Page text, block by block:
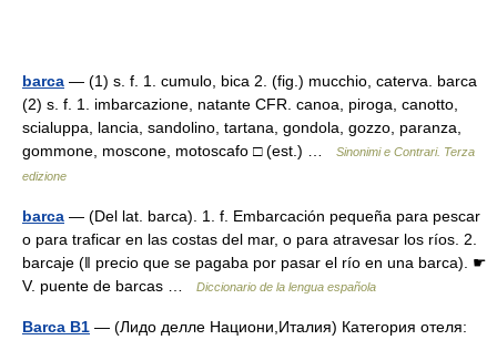
barca — (1) s. f. 1. cumulo, bica 2. (fig.) mucchio, caterva. barca
(2) s. f. 1. imbarcazione, natante CFR. canoa, piroga, canotto,
scialuppa, lancia, sandolino, tartana, gondola, gozzo, paranza,
gommone, moscone, motoscafo □ (est.) …
Sinonimi e Contrari. Terza
edizione
barca — (Del lat. barca). 1. f. Embarcación pequeña para pescar
o para traficar en las costas del mar, o para atravesar los ríos. 2.
barcaje (ǁ precio que se pagaba por pasar el río en una barca). ☛
V. puente de barcas …
Diccionario de la lengua española
Barca B1 — (Лидо делле Национи,Италия) Категория отеля: